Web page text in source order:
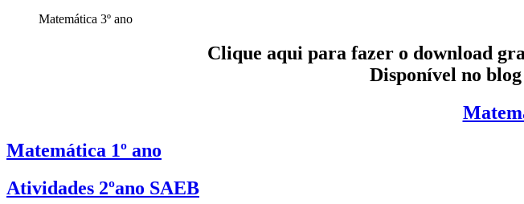
Matemática 3º ano
Clique aqui para fazer o download
Disponível no blog
Matemática 1º ano
Atividades 2ºano SAEB